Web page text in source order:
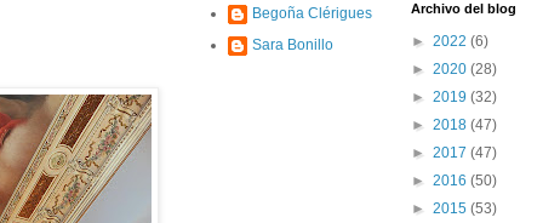
Begoña Clérigues
Sara Bonillo
Archivo del blog
► 2022 (6)
► 2020 (28)
► 2019 (32)
► 2018 (47)
► 2017 (47)
► 2016 (50)
► 2015 (53)